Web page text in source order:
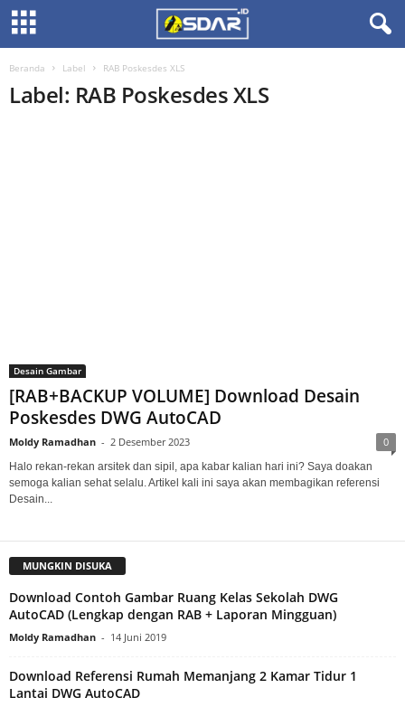
Beranda Label RAB Poskesdes XLS
Label: RAB Poskesdes XLS
Desain Gambar
[RAB+BACKUP VOLUME] Download Desain
Poskesdes DWG AutoCAD
Moldy Ramadhan - 2 Desember 2023 0
Halo rekan-rekan arsitek dan sipil, apa kabar kalian hari ini? Saya doakan
semoga kalian sehat selalu. Artikel kali ini saya akan membagikan referensi
Desain...
MUNGKIN DISUKA
Download Contoh Gambar Ruang Kelas Sekolah DWG
AutoCAD (Lengkap dengan RAB + Laporan Mingguan)
Moldy Ramadhan - 14 Juni 2019
Download Referensi Rumah Memanjang 2 Kamar Tidur 1
Lantai DWG AutoCAD